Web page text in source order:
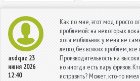
asdqaz 23
июня 2026
12:40
Как по мне, этот мод просто
проблемой: на некоторых
хотя мобильник у меня не
легко, без всяких проблем, все
Производительность на
но иногда есть пару фризов.
исправить? Может, кто-то